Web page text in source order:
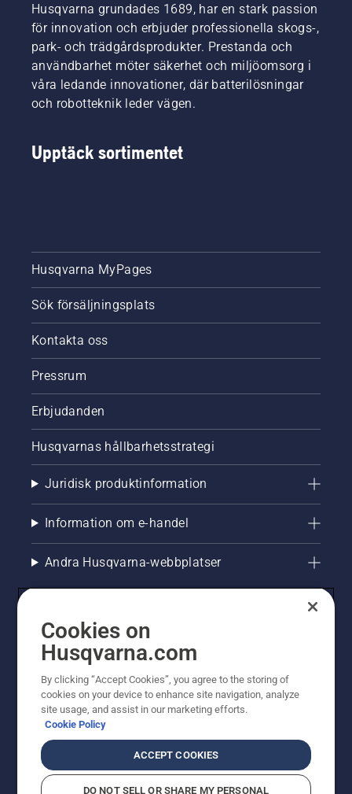
Husqvarna grundades 1689, har en stark passion
för innovation och erbjuder professionella skogs-,
park- och trädgårdsprodukter. Prestanda och
användbarhet möter säkerhet och miljöomsorg i
våra ledande innovationer, där batterilösningar
och robotteknik leder vägen.
Upptäck sortimentet
Husqvarna MyPages
Sök försäljningsplats
Kontakta oss
Pressrum
Erbjudanden
Husqvarnas hållbarhetsstrategi
Juridisk produktinformation
Information om e-handel
Andra Husqvarna-webbplatser
© Husqvarna AB (publ). All rights reserved. Priserna
som visas är rekommenderade cirkapriser. Alla angivna
priser är rekommenderade försäljningspriser (inkl.
moms) om inte produkten är tillgänglig för direkt köp.
CookiepolicyAnvändningsvillkor Sekretessmeddelande
Cookies on
Husqvarna.com
By clicking “Accept Cookies”, you agree to the storing of
cookies on your device to enhance site navigation, analyze
site usage, and assist in our marketing efforts.
Cookie Policy
ACCEPT COOKIES
DO NOT SELL OR SHARE MY PERSONAL